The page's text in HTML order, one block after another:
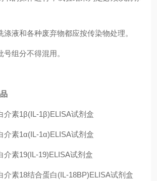
涤液和各种废弃物都应按传染物处理。
组分不得混用。
介素1β(IL-1β)ELISA试剂盒
介素1α(IL-1α)ELISA试剂盒
介素19(IL-19)ELISA试剂盒
介素18结合蛋白(IL-18BP)ELISA试剂盒